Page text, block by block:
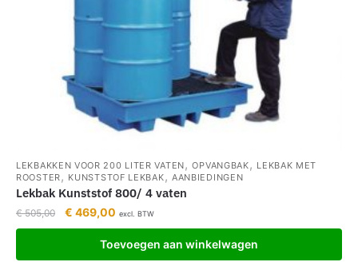
LEKBAKKEN VOOR 200 LITER VATEN,OPVANGBAK, LEKBAK MET
ROOSTER, KUNSTSTOF LEKBAK, AANBIEDINGEN
Lekbak Kunststof 800/ 4 vaten
€505,00 € 469,00 excl. BTW
Toevoegen aan winkelwagen